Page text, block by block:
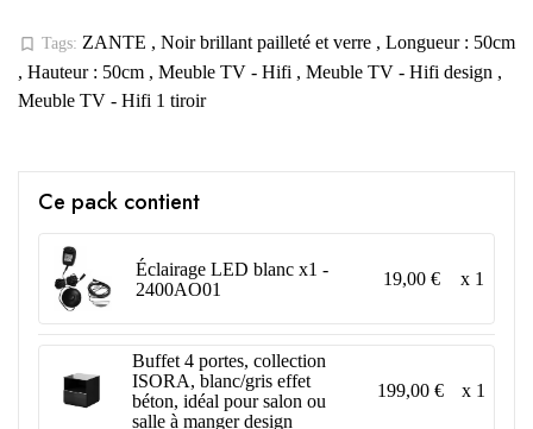
bookmark_border Tags: ZANTE , Noir brillant pailleté et verre , Longueur : 50cm
, Hauteur : 50cm , Meuble TV - Hifi , Meuble TV - Hifi design ,
Meuble TV - Hifi 1 tiroir
Ce pack contient
Éclairage LED blanc x1 -
2400AO01
19,00 € x 1
Buffet 4 portes, collection
ISORA, blanc/gris effet
béton, idéal pour salon ou
salle à manger design
199,00 € x 1